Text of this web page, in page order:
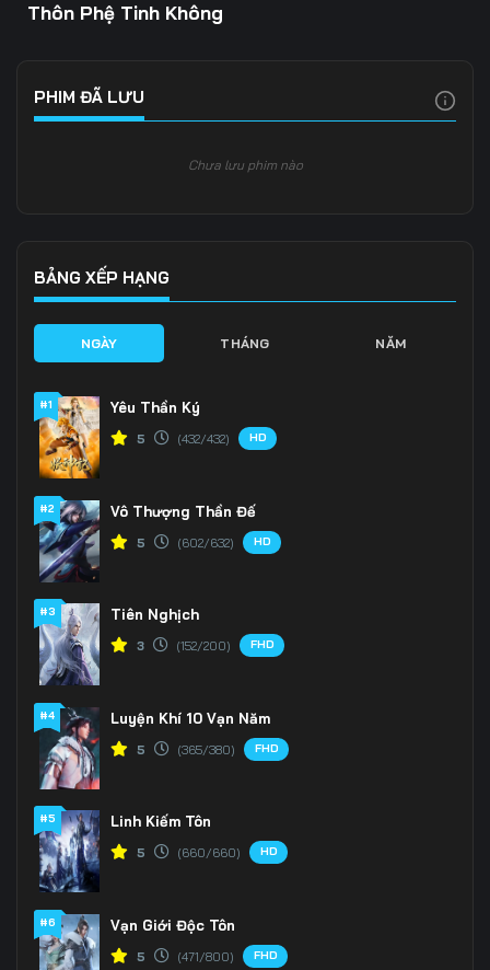
Thôn Phệ Tinh Không
PHIM ĐÃ LƯU
Chưa lưu phim nào
BẢNG XẾP HẠNG
NGÀY THÁNG NĂM
#1 Yêu Thần Ký
5 (432/432) HD
#2 Vô Thượng Thần Đế
5 (602/632) HD
#3 Tiên Nghịch
3 (152/200) FHD
#4 Luyện Khí 10 Vạn Năm
5 (365/380) FHD
#5 Linh Kiếm Tôn
5 (660/660) HD
#6 Vạn Giới Độc Tôn
5 (471/800) FHD